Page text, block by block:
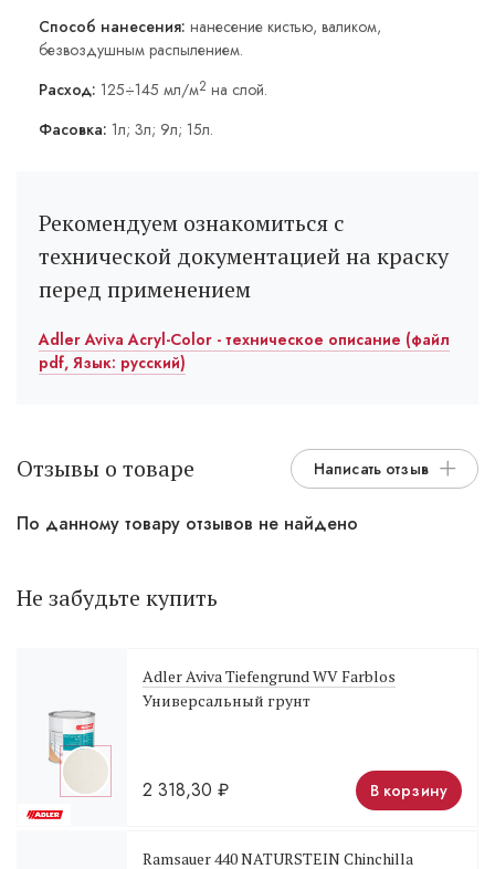
Способ нанесения: нанесение кистью, валиком,
безвоздушным распылением.
Расход: 125÷145 мл/м2 на слой.
Фасовка: 1л; 3л; 9л; 15л.
Рекомендуем ознакомиться с
технической документацией на краску
перед применением
Adler Aviva Acryl-Color - техническое описание (файл
pdf, Язык: русский)
Отзывы о товаре Написать отзыв
По данному товару отзывов не найдено
Не забудьте купить
Adler Aviva Tiefengrund WV Farblos
Универсальный грунт
2 318,30 ₽ В корзину
Ramsauer 440 NATURSTEIN Chinchilla